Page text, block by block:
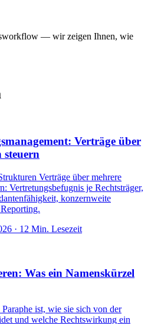
— wir zeigen Ihnen, wie
Verträge über
steuern
Verträge über mehrere
Vertretungsbefugnis je Rechtsträger,
konzernweite
· 12 Min. Lesezeit
Was ein Namenskürzel
ist, wie sie sich von der
und welche Rechtswirkung ein